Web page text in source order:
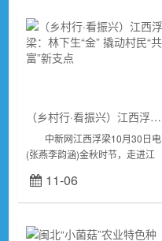
（乡村行·看振兴）江西浮梁：林下生“金” 撬动村民“共富”新支点
中新网江西浮梁10月30日电
(张燕李韵涵)金秋时节，走进江
地，成片的大树下，一颗颗带着
绿叶的黄精正茁壮成长。随着深
11-06